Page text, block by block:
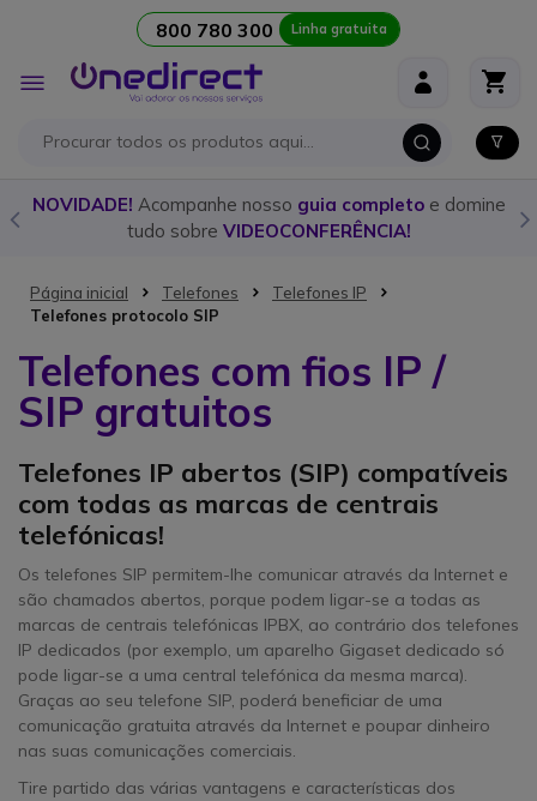
800 780 300 Linha gratuita
Alternar
Nav
e domine Descubra owalkie talkieideal para cada ocasião
nossoguia detalhado!
Página inicial Telefones
Telefones IP
Telefones protocolo SIP
Telefones com fios IP /
SIP gratuitos
Telefones IP abertos (SIP) compatíveis
com todas as marcas de centrais
telefónicas!
Os telefones SIP permitem-lhe comunicar através da Internet e
são chamados abertos, porque podem ligar-se a todas as
marcas de centrais telefónicas IPBX, ao contrário dos telefones
IP dedicados (por exemplo, um aparelho Gigaset dedicado só
pode ligar-se a uma central telefónica da mesma marca).
Graças ao seu telefone SIP, poderá beneficiar de uma
comunicação gratuita através da Internet e poupar dinheiro
nas suas comunicações comerciais.
Tire partido das várias vantagens e características dos